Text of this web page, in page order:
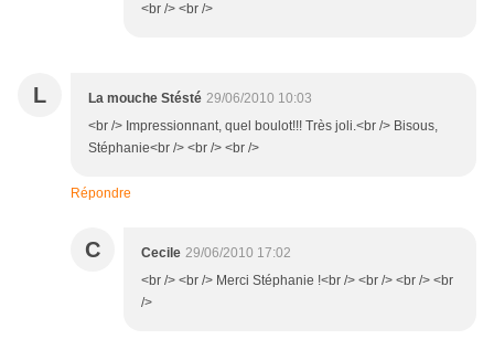
<br /> <br />
L La mouche Stésté 29/06/2010 10:03
<br /> Impressionnant, quel boulot!!! Très joli.<br /> Bisous,
Stéphanie<br /> <br /> <br />
Répondre
C Cecile 29/06/2010 17:02
<br /> <br /> Merci Stéphanie !<br /> <br /> <br /> <br
/>